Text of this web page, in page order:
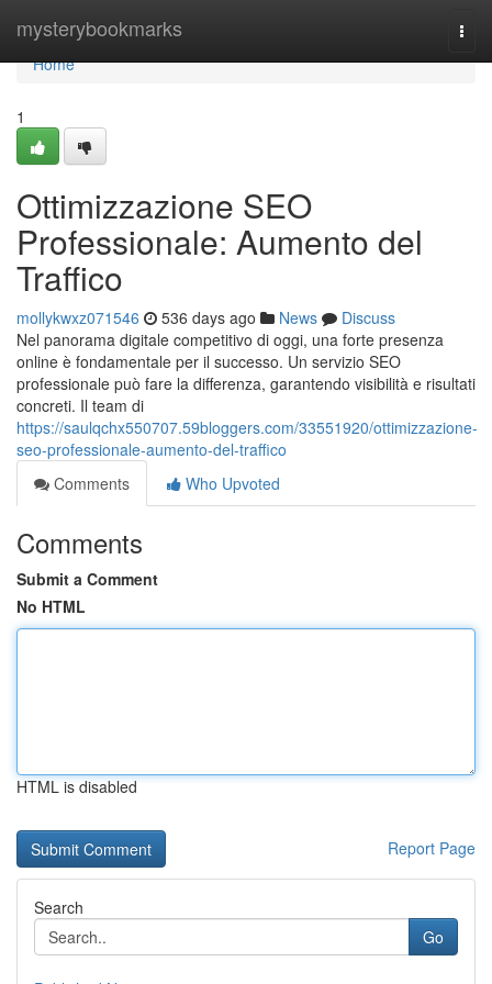
mysterybookmarks
Home
Home
1
Ottimizzazione SEO
Professionale: Aumento del
Traffico
mollykwxz071546 536 days ago News
Discuss
Nel panorama digitale competitivo di oggi, una forte presenza
online è fondamentale per il successo. Un servizio SEO
professionale può fare la differenza, garantendo visibilità e risultati
concreti. Il team di
https://saulqchx550707.59bloggers.com/33551920/ottimizzazione-
seo-professionale-aumento-del-traffico
Comments
Who Upvoted
Comments
Submit a Comment
No HTML
HTML is disabled
Report Page
Search
Go